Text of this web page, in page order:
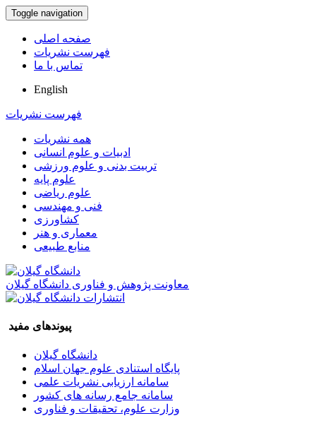
Toggle navigation
صفحه اصلی
فهرست نشریات
تماس با ما
English
فهرست نشریات
همه نشریات
ادبیات و علوم انسانی
تربیت بدنی و علوم ورزشی
علوم پایه
علوم ریاضی
فنی و مهندسی
کشاورزی
معماری و هنر
منابع طبیعی
معاونت پژوهش و فناوری دانشگاه گیلان
پیوندهای مفید
دانشگاه گیلان
پایگاه استنادی علوم جهان اسلام
سامانه ارزیابی نشریات علمی
سامانه جامع رسانه های کشور
وزارت علوم، تحقیقات و فناوری